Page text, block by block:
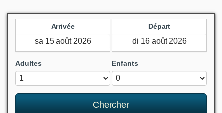
Arrivée Départ
Adultes Enfants
Chercher